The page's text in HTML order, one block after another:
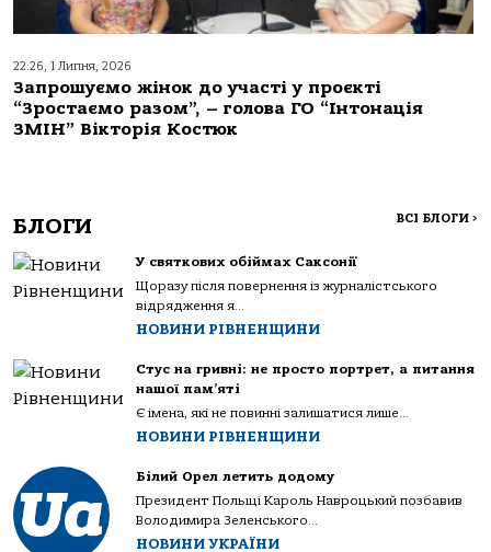
22:26, 1 Липня, 2026
Запрошуємо жінок до участі у проєкті
“Зростаємо разом”, – голова ГО “Інтонація
ЗМІН” Вікторія Костюк
БЛОГИ ВСІ БЛОГИ >
У святкових обіймах Саксонії
Щоразу після повернення із журналістського
відрядження я...
НОВИНИ РІВНЕНЩИНИ
Стус на гривні: не просто портрет, а питання
нашої пам’яті
Є імена, які не повинні залишатися лише...
НОВИНИ РІВНЕНЩИНИ
Білий Орел летить додому
Президент Польщі Кароль Навроцький позбавив
Володимира Зеленського...
НОВИНИ УКРАЇНИ